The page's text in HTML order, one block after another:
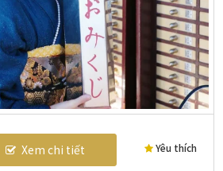
Yêu thích
Xem chi tiết